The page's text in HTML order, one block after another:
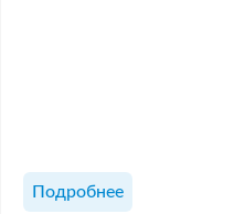
Подробнее